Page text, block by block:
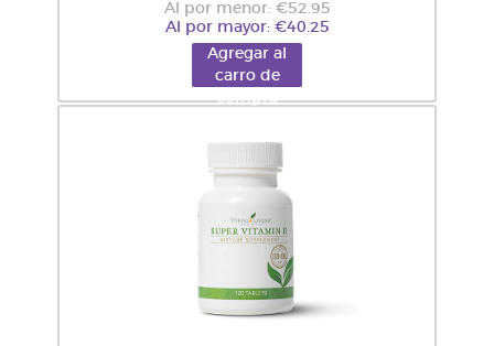
Al por menor: €52.95
Al por mayor: €40.25
Agregar al
carro de
compra